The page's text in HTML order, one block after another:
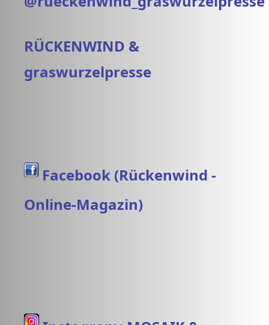
RÜCKENWIND &
graswurzelpresse
Facebook (Rückenwind -
Online-Magazin)